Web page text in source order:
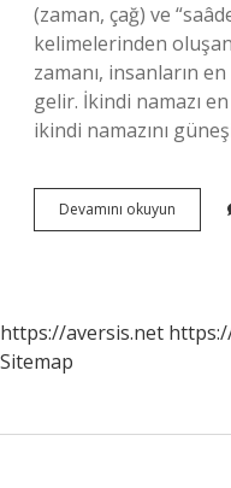
(zaman, çağ) ve
kelimelerinden
zamanı, insanların
gelir. İkindi namazı en
ikindi namazını
Devamını okuyun
Zamanı
https://aversis.net
Sitemap